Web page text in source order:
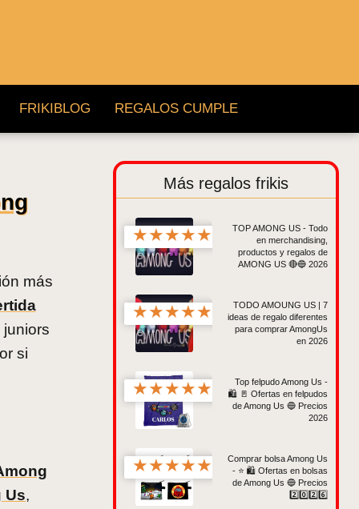
FRIKIBLOG REGALOS CUMPLE
más
si
Us,
Más regalos frikis
★★★★★
TOP AMONG US - Todo
en merchandising,
productos y regalos de
AMONG US 🔴🔵 2026
★★★★★
TODO AMOUNG US | 7
ideas de regalo diferentes
para comprar AmongUs
en 2026
★★★★★
Top felpudo Among Us -
🛍️ 🚪 Ofertas en felpudos
de Among Us 🔵 Precios
2026
★★★★★
Comprar bolsa Among Us
- ⭐️ 🛍️ Ofertas en bolsas
de Among Us 🔵 Precios
2️⃣0️⃣2️⃣6️⃣